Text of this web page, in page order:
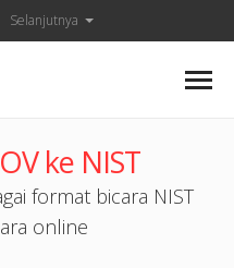
Selanjutnya
ke NIST
format bicara NIST
online